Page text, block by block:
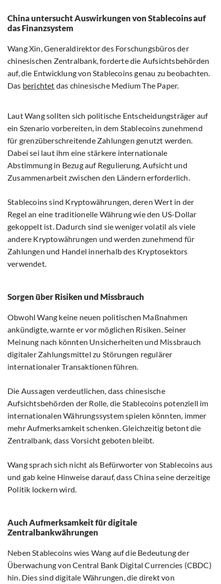
China untersucht Auswirkungen von Stablecoins auf
das Finanzsystem
Wang Xin, Generaldirektor des Forschungsbüros der
chinesischen Zentralbank, forderte die Aufsichtsbehörden
auf, die Entwicklung von Stablecoins genau zu beobachten.
Das berichtet das chinesische Medium The Paper.
Laut Wang sollten sich politische Entscheidungsträger auf
ein Szenario vorbereiten, in dem Stablecoins zunehmend
für grenzüberschreitende Zahlungen genutzt werden.
Dabei sei laut ihm eine stärkere internationale
Abstimmung in Bezug auf Regulierung, Aufsicht und
Zusammenarbeit zwischen den Ländern erforderlich.
Stablecoins sind Kryptowährungen, deren Wert in der
Regel an eine traditionelle Währung wie den US-Dollar
gekoppelt ist. Dadurch sind sie weniger volatil als viele
andere Kryptowährungen und werden zunehmend für
Zahlungen und Handel innerhalb des Kryptosektors
verwendet.
Sorgen über Risiken und Missbrauch
Obwohl Wang keine neuen politischen Maßnahmen
ankündigte, warnte er vor möglichen Risiken. Seiner
Meinung nach könnten Unsicherheiten und Missbrauch
digitaler Zahlungsmittel zu Störungen regulärer
internationaler Transaktionen führen.
Die Aussagen verdeutlichen, dass chinesische
Aufsichtsbehörden der Rolle, die Stablecoins potenziell im
internationalen Währungssystem spielen könnten, immer
mehr Aufmerksamkeit schenken. Gleichzeitig betont die
Zentralbank, dass Vorsicht geboten bleibt.
Wang sprach sich nicht als Befürworter von Stablecoins aus
und gab keine Hinweise darauf, dass China seine derzeitige
Politik lockern wird.
Auch Aufmerksamkeit für digitale
Zentralbankwährungen
Neben Stablecoins wies Wang auf die Bedeutung der
Überwachung von Central Bank Digital Currencies (CBDC)
hin. Dies sind digitale Währungen, die direkt von